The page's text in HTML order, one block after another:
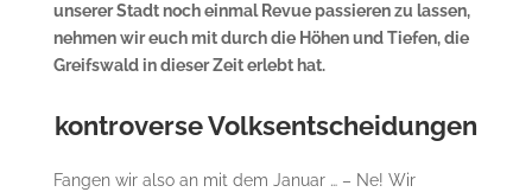
unserer Stadt noch einmal Revue passieren zu lassen,
nehmen wir euch mit durch die Höhen und Tiefen, die
Greifswald in dieser Zeit erlebt hat.
kontroverse Volksentscheidungen
Fangen wir also an mit dem Januar … – Ne! Wir